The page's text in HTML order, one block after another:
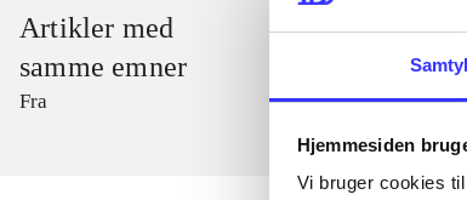
Hjemmesiden
Vi bruger cookies
Artikler med
samme emner
Fra